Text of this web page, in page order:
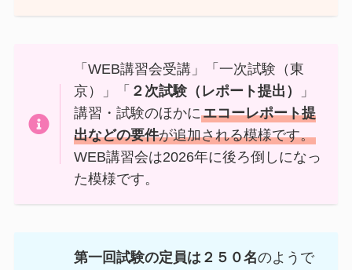
「WEB講習会受講」「一次試験（東
京）」「 ２次試験（レポート提出）
」
講習・試験のほかにエコーレポート提
出などの要件が追加される模様です。
WEB講習会は2026年に後ろ倒しになっ
た模様です。
第一回試験の定員は２５０名のようで